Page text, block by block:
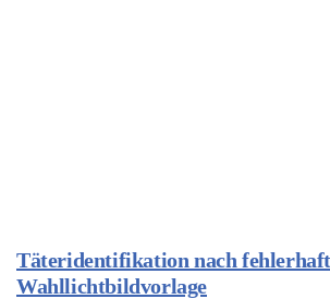
Täteridentifikation nach
Wahllichtbildvorlage